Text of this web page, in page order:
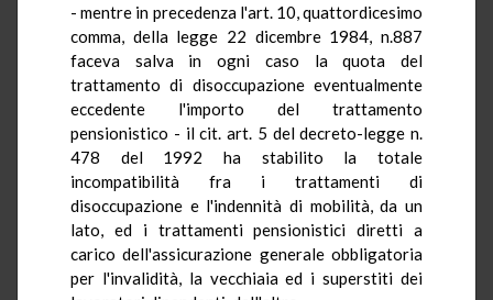
- mentre in precedenza l'art. 10, quattordicesimo
comma, della legge 22 dicembre 1984, n.887
faceva salva in ogni caso la quota del
trattamento di disoccupazione eventualmente
eccedente l'importo del trattamento
pensionistico - il cit. art. 5 del decreto-legge n.
478 del 1992 ha stabilito la totale
incompatibilità fra i trattamenti di
disoccupazione e l'indennità di mobilità, da un
lato, ed i trattamenti pensionistici diretti a
carico dell'assicurazione generale obbligatoria
per l'invalidità, la vecchiaia ed i superstiti dei